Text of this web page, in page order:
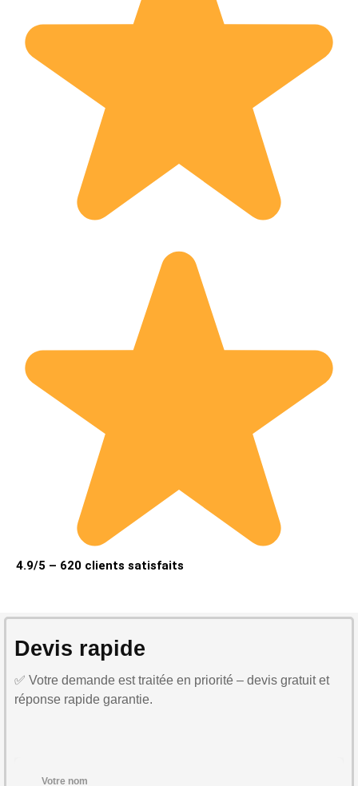
4.9/5 – 620 clients satisfaits
Devis rapide
✅ Votre demande est traitée en priorité – devis gratuit et
réponse rapide garantie.
Votre nom